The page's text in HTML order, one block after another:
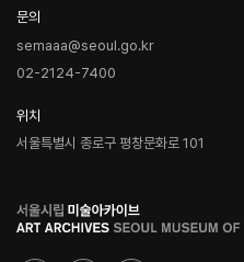
문의
semaaa@seoul.go.kr
02-2124-7400
위치
서울특별시 종로구 평창문화로 101
로
고